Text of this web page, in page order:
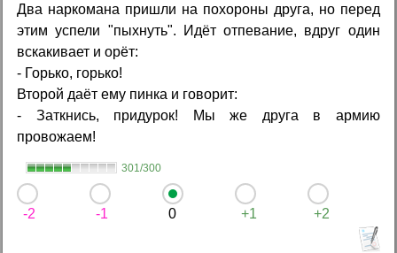
Два наркомана пришли на похороны друга, но перед
этим успели "пыхнуть". Идёт отпевание, вдруг один
вскакивает и орёт:
- Горько, горько!
Второй даёт ему пинка и говорит:
- Заткнись, придурок! Мы же друга в армию
провожаем!
301/300
-2 -1 0 +1 +2